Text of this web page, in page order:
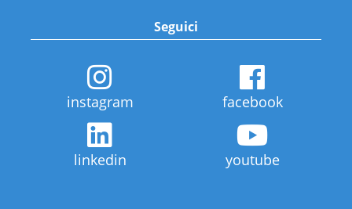
Seguici
instagram facebook
linkedin youtube